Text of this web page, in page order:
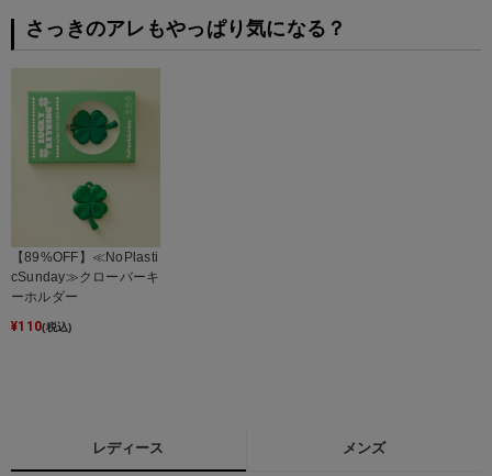
さっきのアレもやっぱり気になる？
【89%OFF】≪NoPlasti
cSunday≫クローバーキ
ーホルダー
¥110(税込)
レディース メンズ